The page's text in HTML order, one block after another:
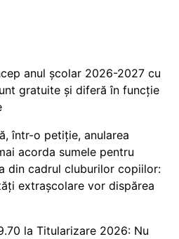
anul școlar 2026-2027 cu
gratuite și diferă în funcție
într-o petiție, anularea
acorda sumele pentru
din cadrul cluburilor copiilor:
extrașcolare vor dispărea
la Titularizare 2026: Nu